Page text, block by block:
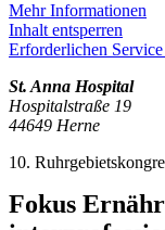
Mehr Informationen
Inhalt entsperren
Erforderlichen
St. Anna Hospital
Hospitalstraße 19
44649 Herne
10.
Fokus